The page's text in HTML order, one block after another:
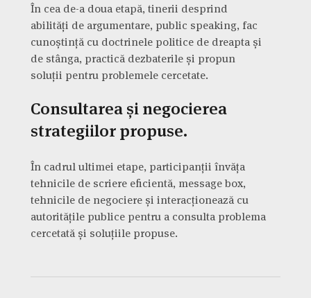
În cea de-a doua etapă, tinerii desprind
abilități de argumentare, public speaking, fac
cunoștință cu doctrinele politice de dreapta și
de stânga, practică dezbaterile și propun
soluții pentru problemele cercetate.
Consultarea și negocierea
strategiilor propuse.
În cadrul ultimei etape, participanții învăța
tehnicile de scriere eficientă, message box,
tehnicile de negociere și interacționează cu
autoritățile publice pentru a consulta problema
cercetată și soluțiile propuse.